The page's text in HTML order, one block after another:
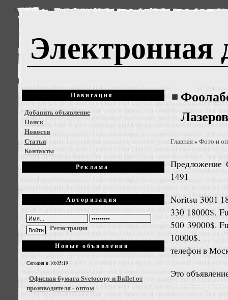
Электронная
Навигация
Добавить объявление
Поиск
Новости
Статьи
Контакты
Реклама
Авторизация
Регистрация
Новые объявления
Сегодня в 10:05:19
Офисная бумага Svetocopy и Ballet от
производителя - оптом
Главная»Фото и
Предложение
1491
Noritsu 3001
330 18000$.
500 39000$.
10000$.
телефон в
Это